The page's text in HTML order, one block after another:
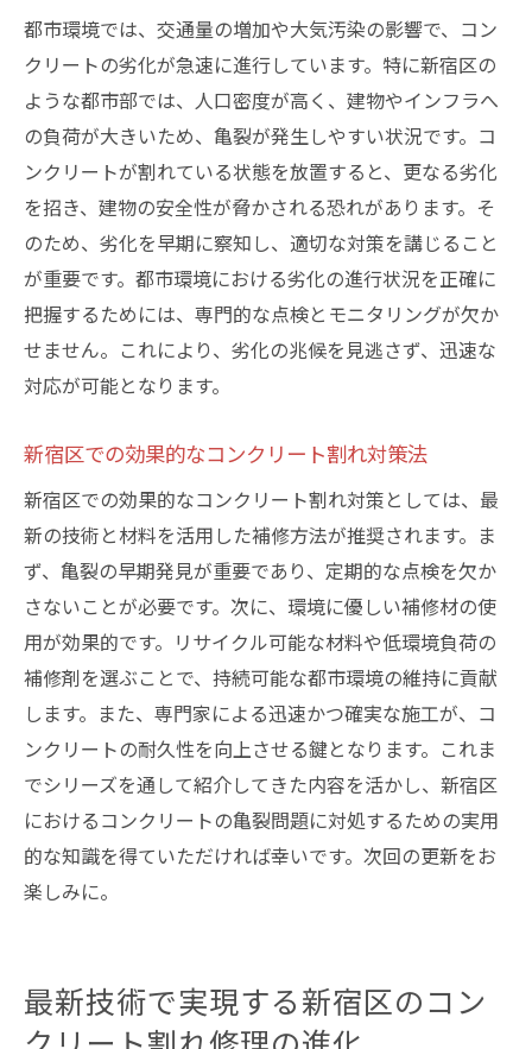
の修理戦略
割れ現象への効果的な対応策
新宿区での戦略的な修理計画
地域特性に基づいた修理戦略
新宿区の修理戦略における成功要因
修理戦略の進化による地域貢献
未来を見据えた修理戦略の方向性
安全と美しさを保つ新宿区のコンクリート割れ
新宿区での新しい美観維持策とは
美しさを兼ね備えた修理の実践
地域の景観を守るための修理方法
新宿区の修理事例から学ぶ新常識
安全と美観を両立するための最新手法
都市環境では、交通量の増加や大気汚染の影響で、コン
クリートの劣化が急速に進行しています。特に新宿区の
ような都市部では、人口密度が高く、建物やインフラへ
の負荷が大きいため、亀裂が発生しやすい状況です。コ
ンクリートが割れている状態を放置すると、更なる劣化
を招き、建物の安全性が脅かされる恐れがあります。そ
のため、劣化を早期に察知し、適切な対策を講じること
が重要です。都市環境における劣化の進行状況を正確に
把握するためには、専門的な点検とモニタリングが欠か
せません。これにより、劣化の兆候を見逃さず、迅速な
対応が可能となります。
新宿区での効果的なコンクリート割れ対策法
新宿区での効果的なコンクリート割れ対策としては、最
新の技術と材料を活用した補修方法が推奨されます。ま
ず、亀裂の早期発見が重要であり、定期的な点検を欠か
さないことが必要です。次に、環境に優しい補修材の使
用が効果的です。リサイクル可能な材料や低環境負荷の
補修剤を選ぶことで、持続可能な都市環境の維持に貢献
します。また、専門家による迅速かつ確実な施工が、コ
ンクリートの耐久性を向上させる鍵となります。これま
でシリーズを通して紹介してきた内容を活かし、新宿区
におけるコンクリートの亀裂問題に対処するための実用
的な知識を得ていただければ幸いです。次回の更新をお
楽しみに。
最新技術で実現する新宿区のコン